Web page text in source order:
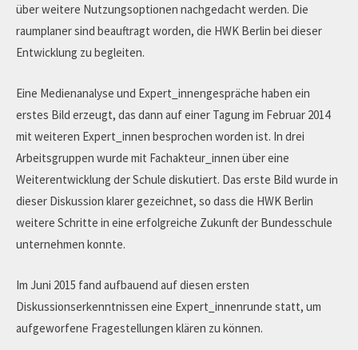
über weitere Nutzungsoptionen nachgedacht werden. Die
raumplaner sind beauftragt worden, die HWK Berlin bei dieser
Entwicklung zu begleiten.
Eine Medienanalyse und Expert_innengespräche haben ein
erstes Bild erzeugt, das dann auf einer Tagung im Februar 2014
mit weiteren Expert_innen besprochen worden ist. In drei
Arbeitsgruppen wurde mit Fachakteur_innen über eine
Weiterentwicklung der Schule diskutiert. Das erste Bild wurde in
dieser Diskussion klarer gezeichnet, so dass die HWK Berlin
weitere Schritte in eine erfolgreiche Zukunft der Bundesschule
unternehmen konnte.
Im Juni 2015 fand aufbauend auf diesen ersten
Diskussionserkenntnissen eine Expert_innenrunde statt, um
aufgeworfene Fragestellungen klären zu können.